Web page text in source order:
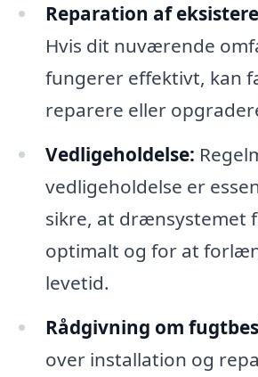
Reparation af
Hvis dit nuværende
fungerer effektivt, kan
reparere eller
Vedligeholdelse:
vedligeholdelse er
sikre, at drænsystemet
optimalt og for at
levetid.
Rådgivning om
over installation og